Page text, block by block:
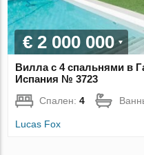
€ 2 000 000
Вилла с 4 спальнями в
Испания № 3723
Спален:4
Lucas Fox